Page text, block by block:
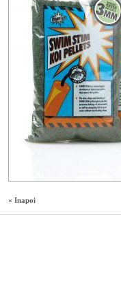
« Inapoi